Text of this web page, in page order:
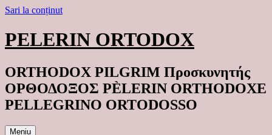
Sari la conținut
PELERIN ORTODOX
ORTHODOX PILGRIM Προσκυνητής
ΟΡΘΟΔΟΞΟΣ PÈLERIN ORTHODOXE
PELLEGRINO ORTODOSSO
Meniu